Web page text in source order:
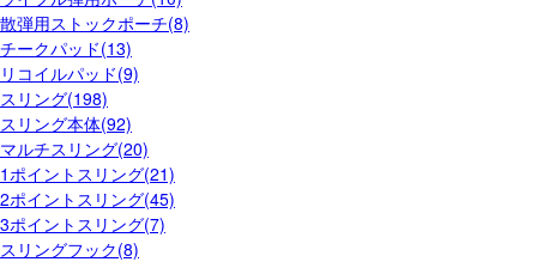
散弾用ストックポーチ(8)
チークパッド(13)
リコイルパッド(9)
スリング(198)
スリング本体(92)
マルチスリング(20)
1ポイントスリング(21)
2ポイントスリング(45)
3ポイントスリング(7)
スリングフック(8)